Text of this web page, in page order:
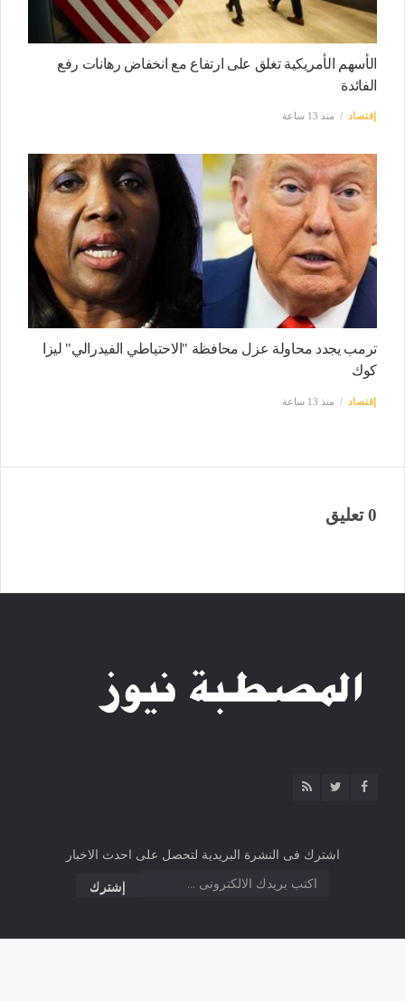
الأسهم الأمريكية تغلق على ارتفاع مع انخفاض رهانات رفع
الفائدة
إقتصاد منذ 13 ساعة
ترمب يجدد محاولة عزل محافظة "الاحتياطي الفيدرالي" ليزا
كوك
إقتصاد منذ 13 ساعة
0 تعليق
اشترك فى النشرة البريدية لتحصل على احدث الاخبار